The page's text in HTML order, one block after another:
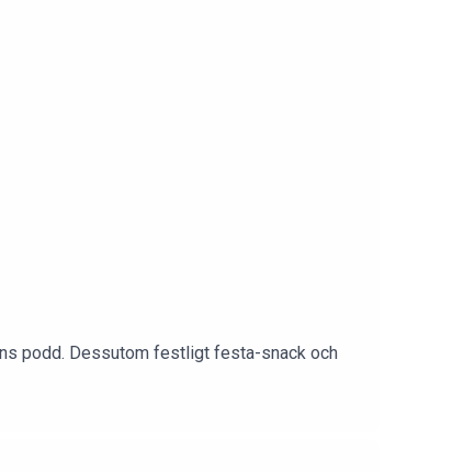
podd. Dessutom festligt festa-snack och